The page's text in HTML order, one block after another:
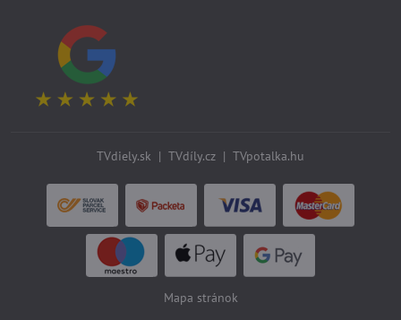
TVdiely.sk | TVdíly.cz | TVpotalka.hu
Mapa stránok